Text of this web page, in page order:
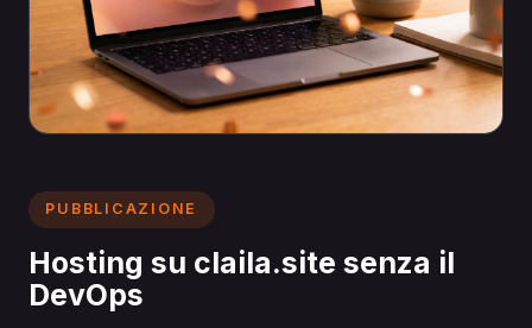
PUBBLICAZIONE
Hosting su claila.site senza il
DevOps